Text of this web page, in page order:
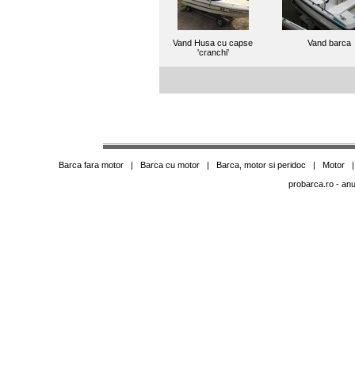
Vand Husa cu capse
'cranchi'
Vand barca
Barca fara motor| Barca cu motor| Barca, motor si peridoc | Motor
probarca.ro-